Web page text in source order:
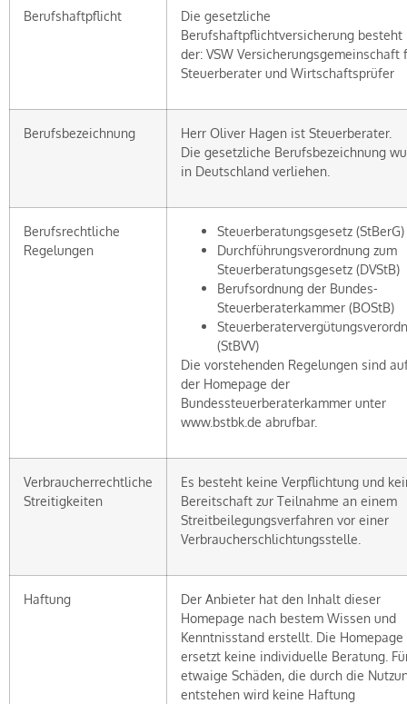
Berufshaftpflicht
Die gesetzliche
Berufshaftpflichtversicherung besteht
der: VSW Versicherungsgemeinschaft
Steuerberater und Wirtschaftsprüfer
Berufsbezeichnung
Herr Oliver Hagen ist Steuerberater.
Die gesetzliche Berufsbezeichnung
in Deutschland verliehen.
Berufsrechtliche
Regelungen
Steuerberatungsgesetz (StBerG)
Durchführungsverordnung zum
Steuerberatungsgesetz (DVStB)
Berufsordnung der Bundes-
Steuerberaterkammer (BOStB)
(StBVV)
Die vorstehenden Regelungen sind
der Homepage der
Bundessteuerberaterkammer unter
www.bstbk.de abrufbar.
Verbraucherrechtliche
Streitigkeiten
Es besteht keine Verpflichtung und
Bereitschaft zur Teilnahme an einem
Streitbeilegungsverfahren vor einer
Verbraucherschlichtungsstelle.
Haftung
Der Anbieter hat den Inhalt dieser
Homepage nach bestem Wissen und
Kenntnisstand erstellt. Die Homepage
ersetzt keine individuelle Beratung.
etwaige Schäden, die durch die
entstehen wird keine Haftung